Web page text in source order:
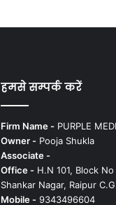
हमसे सम्पर्क करें
Firm Name -PURPLE
Owner -Pooja Shukla
Associate -
Office -H.N 101, Block
Shankar Nagar, Raipur
Mobile -9343496604